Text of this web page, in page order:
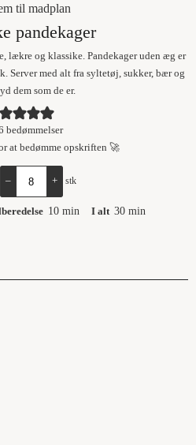
til madplan
pandekager
lækre og klassike. Pandekager uden æg er
Server med alt fra syltetøj, sukker, bær og
dem som de er.
bedømmelser
at bedømme opskriften 🚀
– + stk
10 min I alt 30 min